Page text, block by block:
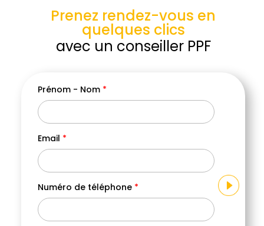
Prenez rendez-vous en
quelques clics
avec un conseiller PPF
Prénom - Nom *
Email *
Numéro de téléphone *